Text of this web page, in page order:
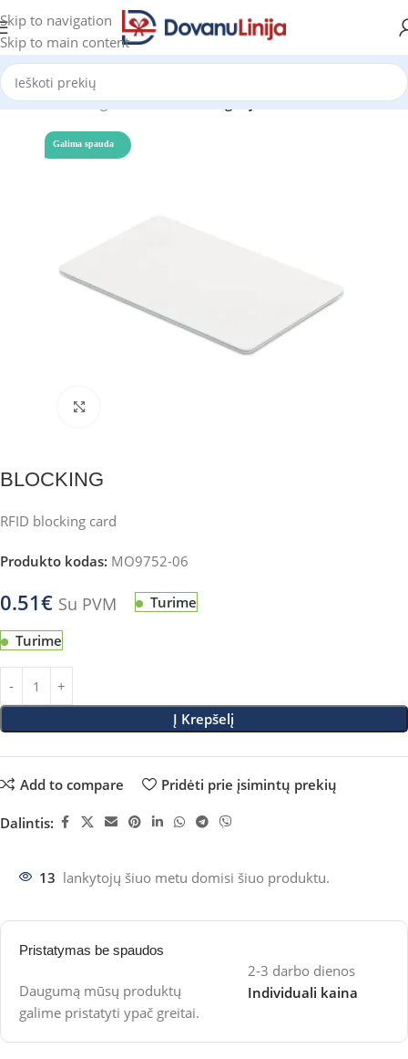
Skip to navigation
Skip to main content
Pradžia Katalogas Prekes be kategorijos
Galima spauda
BLOCKING
RFID blocking card
Produkto kodas: MO9752-06
0.51€ Su PVM Turime
Turime
Į Krepšelį
Add to compare Pridėti prie įsimintų prekių
Dalintis:
13 lankytojų šiuo metu domisi šiuo produktu.
Pristatymas be spaudos
Daugumą mūsų produktų
galime pristatyti ypač greitai.
2-3 darbo dienos
Individuali kaina